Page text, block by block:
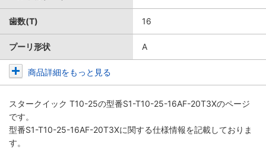
歯数(T) 16
プーリ形状 A
商品詳細をもっと見る
スタークイック T10-25の型番S1-T10-25-16AF-20T3Xのページ
です。
型番S1-T10-25-16AF-20T3Xに関する仕様情報を記載しておりま
す。